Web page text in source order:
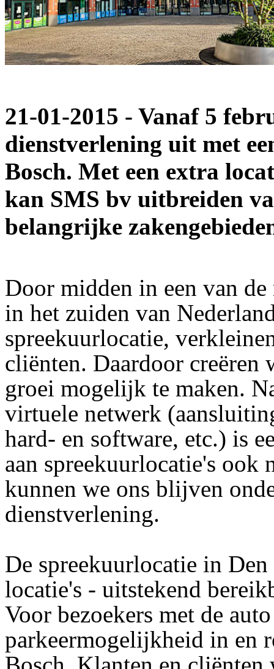
21-01-2015 - Vanaf 5
dienstverlening uit met
Bosch. Met een extra
kan SMS bv uitbreiden
belangrijke
Door midden in een van
in het zuiden van
spreekuurlocatie,
cliënten. Daardoor creëren
groei mogelijk te maken.
virtuele netwerk
hard- en software, etc.) is
aan spreekuurlocatie's ook
kunnen we ons blijven
dienstverlening.
De spreekuurlocatie in
locatie's - uitstekend
Voor bezoekers met de
parkeermogelijkheid in en